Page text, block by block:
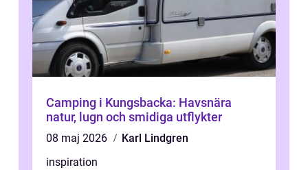
Camping i Kungsbacka: Havsnära
natur, lugn och smidiga utflykter
08 maj 2026
Karl Lindgren
inspiration